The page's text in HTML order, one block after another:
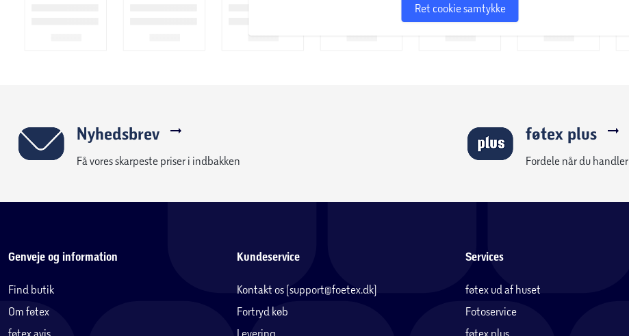
Ret cookie samtykke
Nyhedsbrev
Få vores skarpeste priser i indbakken
føtex plus
Fordele når du handler
Genveje og information
Find butik
Om føtex
føtex avis
Kundeservice
Kontakt os (support@foetex.dk)
Fortryd køb
Levering
Services
føtex ud af huset
Fotoservice
føtex plus